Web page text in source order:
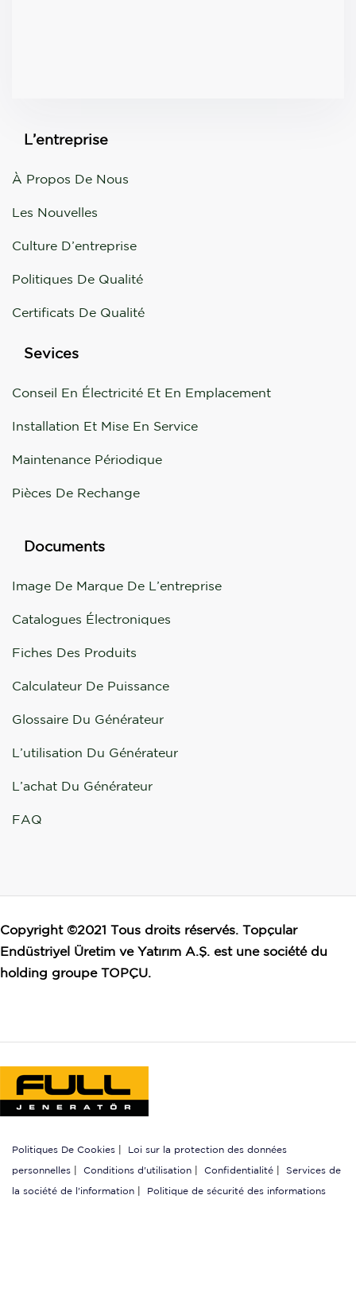
L’entreprise
À Propos De Nous
Les Nouvelles
Culture D’entreprise
Politiques De Qualité
Certificats De Qualité
Sevices
Conseil En Électricité Et En Emplacement
Installation Et Mise En Service
Maintenance Périodique
Pièces De Rechange
Documents
Image De Marque De L’entreprise
Catalogues Électroniques
Fiches Des Produits
Calculateur De Puissance
Glossaire Du Générateur
L’utilisation Du Générateur
L’achat Du Générateur
FAQ
Copyright ©2021 Tous droits réservés. Topçular
Endüstriyel Üretim ve Yatırım A.Ş. est une société du
holding groupe TOPÇU.
Politiques De Cookies Loi sur la protection des données
personnelles Conditions d'utilisation Confidentialité Services de
la société de l'information Politique de sécurité des informations